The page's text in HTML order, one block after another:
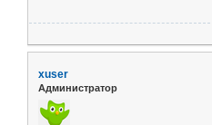
xuser
Администратор